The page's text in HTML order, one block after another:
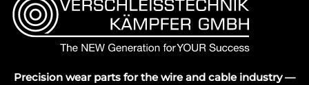
Precision wear parts for the wire and cable industry —